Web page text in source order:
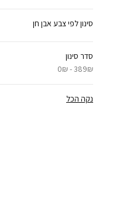
סינון לפי צבע אבן חן
סדר סינון
0₪ - 389₪
נקה הכל